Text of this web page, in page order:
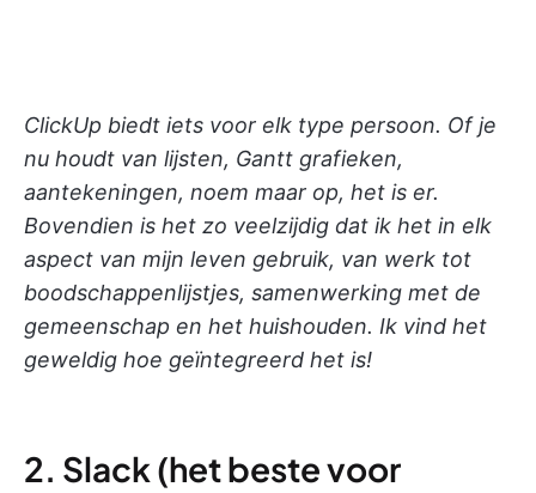
ClickUp biedt iets voor elk type persoon. Of je
nu houdt van lijsten, Gantt grafieken,
aantekeningen, noem maar op, het is er.
Bovendien is het zo veelzijdig dat ik het in elk
aspect van mijn leven gebruik, van werk tot
boodschappenlijstjes, samenwerking met de
gemeenschap en het huishouden. Ik vind het
geweldig hoe geïntegreerd het is!
2. Slack (het beste voor